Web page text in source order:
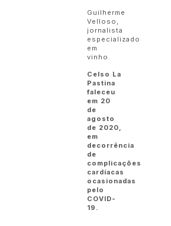
Guilherme
Velloso,
jornalista
especializado
em
vinho.
Celso La
Pastina
faleceu
em 20
de
agosto
de 2020,
em
decorrência
de
complicações
cardíacas
ocasionadas
pelo
COVID-
19.